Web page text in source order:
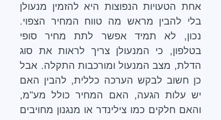
אחת הטעויות הנפוצות היא להזמין מנעולן
בלי להבין מראש מה טווח המחיר הצפוי.
נכון, לא תמיד אפשר לתת מחיר סופי
בטלפון, כי המנעולן צריך לראות את סוג
הדלת, מצב המנעול ומורכבות התקלה. אבל
כן חשוב לבקש הערכה כללית, להבין האם
יש עלות הגעה, האם המחיר כולל מע"מ,
והאם חלקים כמו צילינדר או מנגנון מחויבים